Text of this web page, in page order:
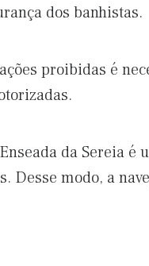
dos banhistas.
proibidas é
da Sereia é
modo, a